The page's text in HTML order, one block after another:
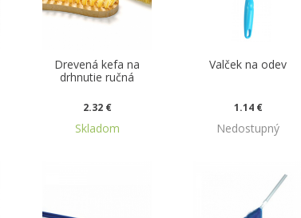
Drevená kefa na
drhnutie ručná
2.32 €
Skladom
Valček na odev
1.14 €
Nedostupný